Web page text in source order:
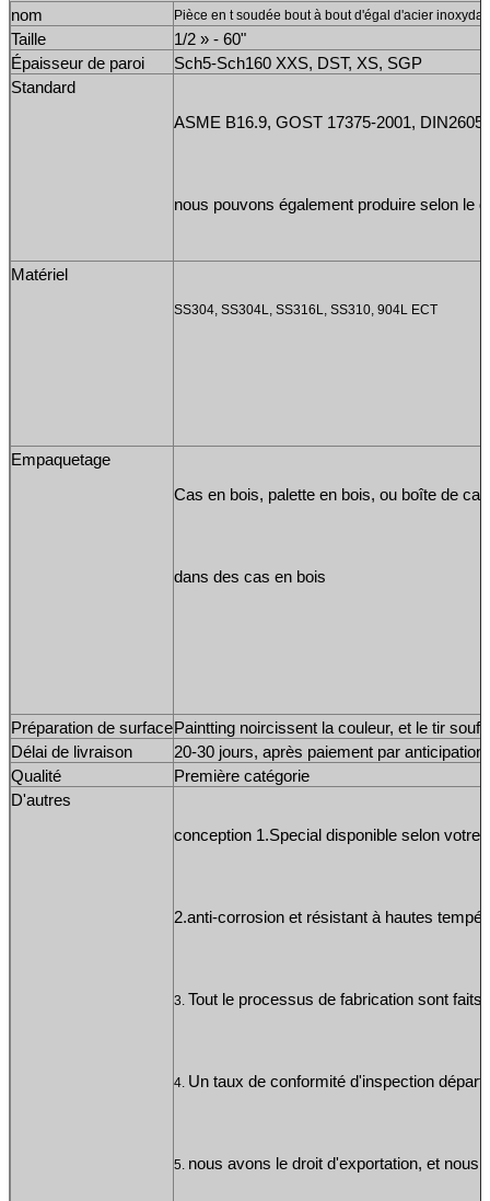
nom Pièce en t soudée bout à bout d'égal d'acier
Taille
1/2 » - 60"
Épaisseur de paroi
Sch5-Sch160 XXS, DST, XS, SGP
Standard
ASME B16.9, GOST 17375-2001,
nous pouvons également produire selon le
Matériel
SS304, SS304L, SS316L, SS310, 904L ECT
Empaquetage
Cas en bois, palette en bois, ou boîte de
dans des cas en bois
Préparation de surfacePaintting noircissent la couleur, et le tir
Délai de livraison
20-30 jours, après paiement par anticipation
Qualité
Première catégorie
D'autres
conception 1.Special disponible selon votre
2.anti-corrosion et résistant à hautes
3. Tout le processus de fabrication sont
4. Un taux de conformité d'inspection départ
5. nous avons le droit d'exportation, et